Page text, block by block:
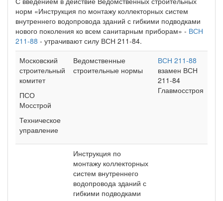
норм «Инструкция по монтажу коллекторных систем
внутреннего водопровода зданий с гибкими подводками
нового поколения ко всем санитарным приборам» - ВСН
211-88 - утрачивают силу ВСН 211-84.
Московский
строительный
комитет
ПСО
Мосстрой
Техническое
управление
Ведомственные
строительные нормы
ВСН 211-88
взамен ВСН
211-84
Главмосстроя
Инструкция по
монтажу коллекторных
систем внутреннего
водопровода зданий с
гибкими подводками